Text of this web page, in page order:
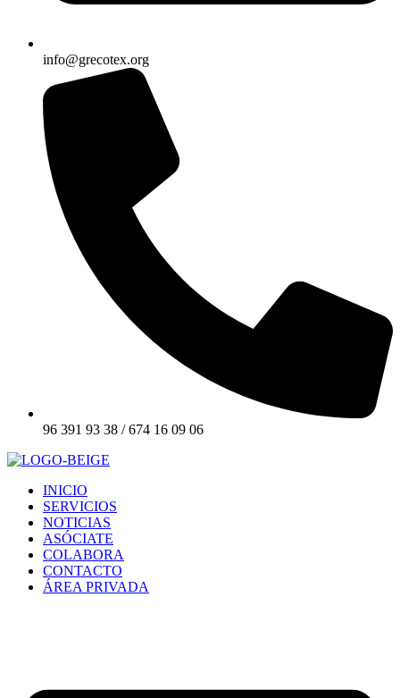
info@grecotex.org
96 391 93 38 / 674 16 09 06
INICIO
SERVICIOS
NOTICIAS
ASÓCIATE
COLABORA
CONTACTO
ÁREA PRIVADA